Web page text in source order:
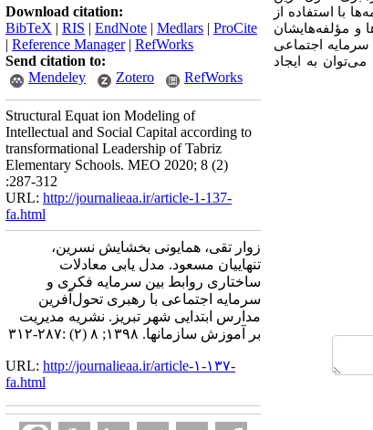
با استفاده از
متغیرها و مؤلفه‌هایشان
از مدل معادلات ساختاری و اثر مستقیم رهبری تحول‌آفرین بر سرمایه فکری (ضریب بتا: 73/0) و سرمایه اجتماعی
می‌توان به ایجاد
Download citation:
BibTeX | RIS | EndNote | Medlars | ProCite
| Reference Manager| RefWorks
Send citation to:
Mendeley
Zotero RefWorks
Structural Equat ion Modeling of
Intellectual and Social Capital according to
transformational Leadership of Tabriz
Elementary Schools. MEO 2020; 8 (2)
:287-312
URL: http://journalieaa.ir/article-1-137-
fa.html
زوار تقی، همایونی بخشایش نسرین،
تنهاییان مسعود. مدل یابی معادلات
ساختاری روابط بین سرمایه فکری و
سرمایه اجتماعی با رهبری تحول‌آفرین
مدارس ابتدایی شهر تبریز. نشریه مديريت
بر آموزش سازمانها. ۱۳۹۸; ۸ (۲) :۲۸۷-۳۱۲
URL: http://journalieaa.ir/article-۱-۱۳۷-
fa.html